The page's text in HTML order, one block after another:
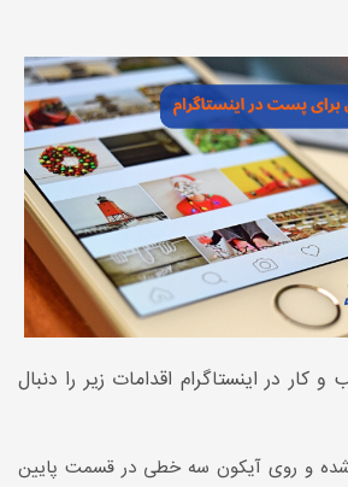
در اینستاگرام اقدامات زیر را دنبال
شده و روی آیکون سه خطی در قسمت پایین